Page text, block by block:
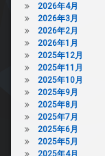
2026年4月
2026年3月
2026年2月
2026年1月
2025年12月
2025年11月
2025年10月
2025年9月
2025年8月
2025年7月
2025年6月
2025年5月
2025年4月